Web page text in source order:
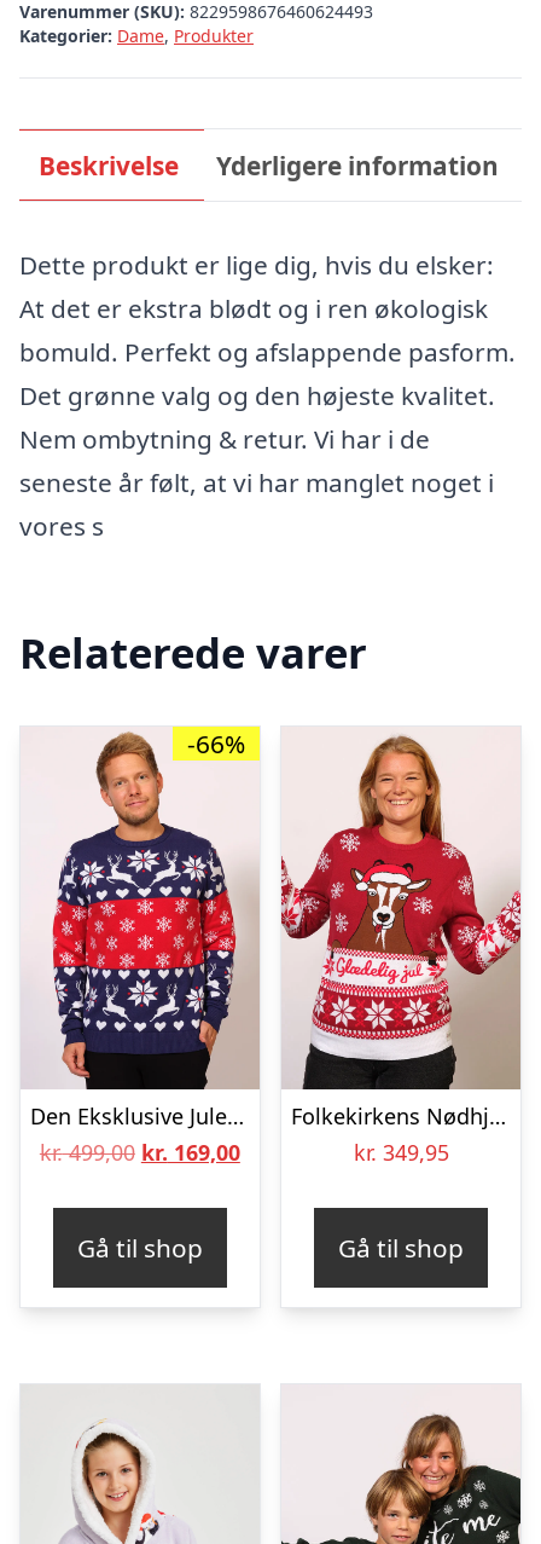
Varenummer (SKU): 8229598676460624493
Kategorier: Dame, Produkter
Beskrivelse Yderligere information
Dette produkt er lige dig, hvis du elsker:
At det er ekstra blødt og i ren økologisk
bomuld. Perfekt og afslappende pasform.
Det grønne valg og den højeste kvalitet.
Nem ombytning & retur. Vi har i de
seneste år følt, at vi har manglet noget i
vores s
Relaterede varer
-66%
Den Eksklusive Julesweater
kr.499,00 Den
var:
kr. 499,00.
kr. 169,00Den
kr. 169,00.
Gå til shop
Folkekirkens Nødhjælp Julesweater – dame / kvinder.
kr. 349,95
Gå til shop